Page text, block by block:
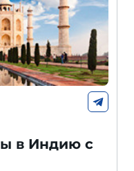
в Индию с